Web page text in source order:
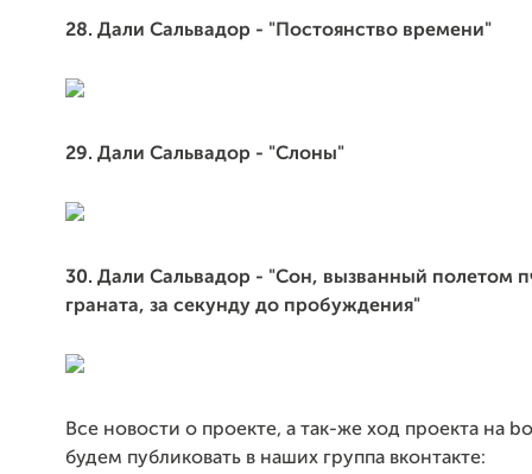
28. Дали Сальвадор - "Постоянство времени"
29. Дали Сальвадор - "Слоны"
30. Дали Сальвадор - "Сон, вызванный полетом
граната, за секунду до пробуждения"
Все новости о проекте, а так-же ход проекта на
будем публиковать в наших группа вконтакте: